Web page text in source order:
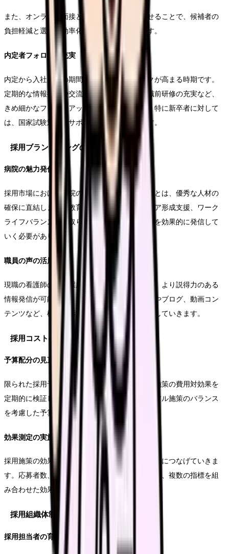
また、オンライン面接と対面面接を組み合わせることで、候補者の
負担軽減と選考の効率化を図ることができます。
内定者フォローの充実
内定から入社までの期間は、内定辞退のリスクが高まる時期です。
定期的な情報提供や交流イベントの実施、入職前研修の充実など、
きめ細かなフォローアップが必要となります。特に新卒者に対して
は、国家試験対策のサポートなども効果的です。
採用ブランディングの強化
病院の魅力発信
採用市場における病院のブランド力を高めることは、優秀な人材の
確保に直結します。教育体制の充実度、キャリア形成支援、ワーク
ライフバランスへの取り組みなど、病院の強みを効果的に発信して
いく必要があります。
職員の声の活用
現職の看護師の声を採用活動に活用することで、より説得力のある
情報発信が可能となります。職員インタビューやブログ、動画コン
テンツなど、様々な形式で職員の生の声を発信していきます。
採用コストの最適化
予算配分の見直し
限られた採用予算を効果的に活用するため、各施策の費用対効果を
定期的に検証します。特に、デジタル施策とリアル施策のバランス
を考慮した予算配分が重要となります。
効果測定の実施
採用施策の効果を定量的に測定し、継続的な改善につなげていきま
す。応募者数、内定承諾率、入職後の定着率など、複数の指標を組
み合わせた効果測定を実施します。
採用組織体制の整備
採用担当者の育成